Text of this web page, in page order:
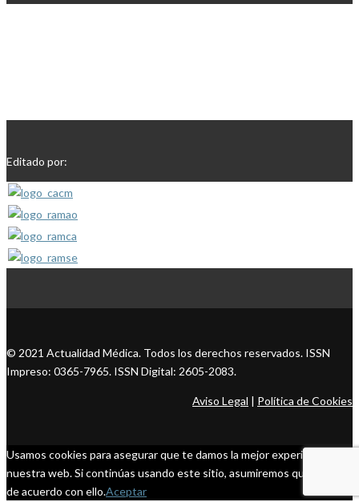
Editado por:
© 2021 Actualidad Médica. Todos los derechos reservados. ISSN
Impreso: 0365-7965. ISSN Digital: 2605-2083.
Aviso Legal | Política de Cookies
Usamos cookies para asegurar que te damos la mejor experiencia en
nuestra web. Si continúas usando este sitio, asumiremos que estás
de acuerdo con ello.Aceptar